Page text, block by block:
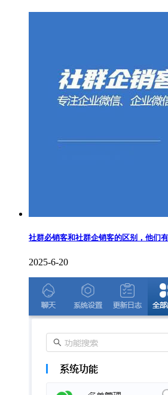
社群必销客和社群企销客的区别，他们
2025-6-20